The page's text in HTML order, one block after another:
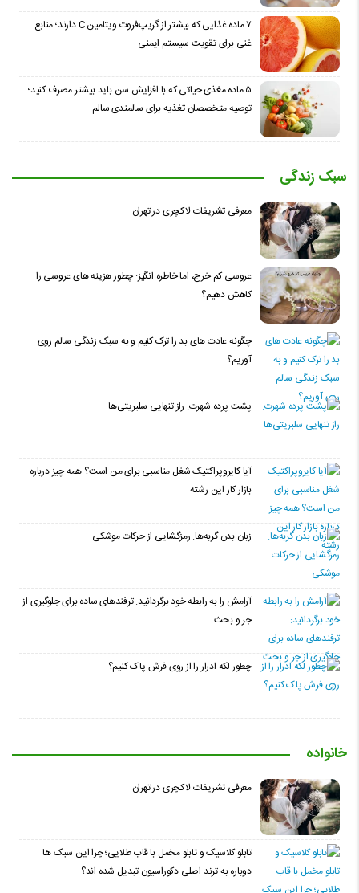
۷ ماده غذایی که بیشتر از گریپ‌فروت ویتامین C دارند؛ منابع
غنی برای تقویت سیستم ایمنی
۵ ماده مغذی حیاتی که با افزایش سن باید بیشتر مصرف کنید؛
توصیه متخصصان تغذیه برای سالمندی سالم
سبک زندگی
معرفی تشریفات لاکچری در تهران
عروسی کم خرج، اما خاطره انگیز: چطور هزینه های عروسی را
کاهش دهیم؟
چگونه عادت‌ های بد را ترک کنیم و به سبک زندگی سالم روی
آوریم؟
پشت پرده شهرت: راز تنهایی سلبریتی‌ها
آیا کایروپراکتیک شغل مناسبی برای من است؟ همه چیز درباره
بازار کار این رشته
زبان بدن گربه‌ها: رمزگشایی از حرکات موشکی
آرامش را به رابطه خود برگردانید: ترفندهای ساده برای جلوگیری از
جر و بحث
چطور لکه ادرار را از روی فرش پاک کنیم؟
خانواده
معرفی تشریفات لاکچری در تهران
تابلو کلاسیک و تابلو مخمل با قاب طلایی؛ چرا این سبک ها
دوباره به ترند اصلی دکوراسیون تبدیل شده اند؟